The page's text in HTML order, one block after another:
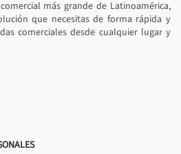
más grande de Latinoamérica,
que necesitas de forma rápida y
comerciales desde cualquier lugar y